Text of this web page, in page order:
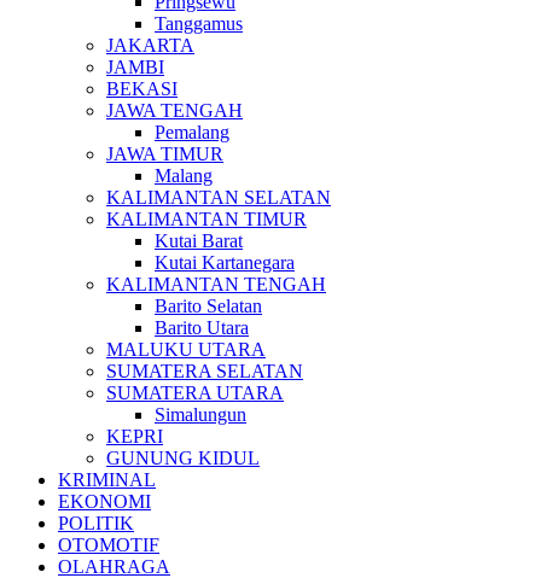
Tanggamus
JAKARTA
JAMBI
BEKASI
JAWA TENGAH
Pemalang
JAWA TIMUR
Malang
KALIMANTAN SELATAN
KALIMANTAN TIMUR
Kutai Barat
Kutai Kartanegara
KALIMANTAN TENGAH
Barito Selatan
Barito Utara
MALUKU UTARA
SUMATERA SELATAN
SUMATERA UTARA
Simalungun
KEPRI
GUNUNG KIDUL
KRIMINAL
EKONOMI
POLITIK
OTOMOTIF
OLAHRAGA